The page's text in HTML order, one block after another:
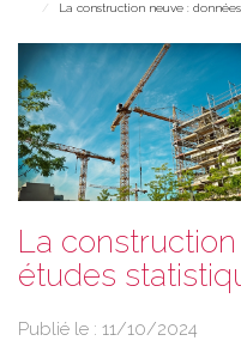
La construction neuve :
La
études
Publié le : 11/10/2024